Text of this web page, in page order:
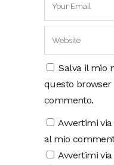
Salva il mio
questo
commento.
Avvertimi
al mio
Avvertimi